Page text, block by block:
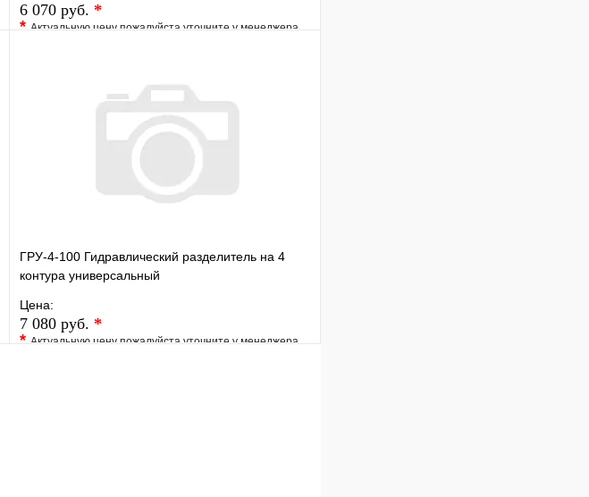
6 070 руб. *
*Актуальную цену пожалуйста уточните у менеджера
В корзину
ГРУ-4-100 Гидравлический разделитель на 4
контура универсальный
Цена:
7 080 руб. *
*Актуальную цену пожалуйста уточните у менеджера